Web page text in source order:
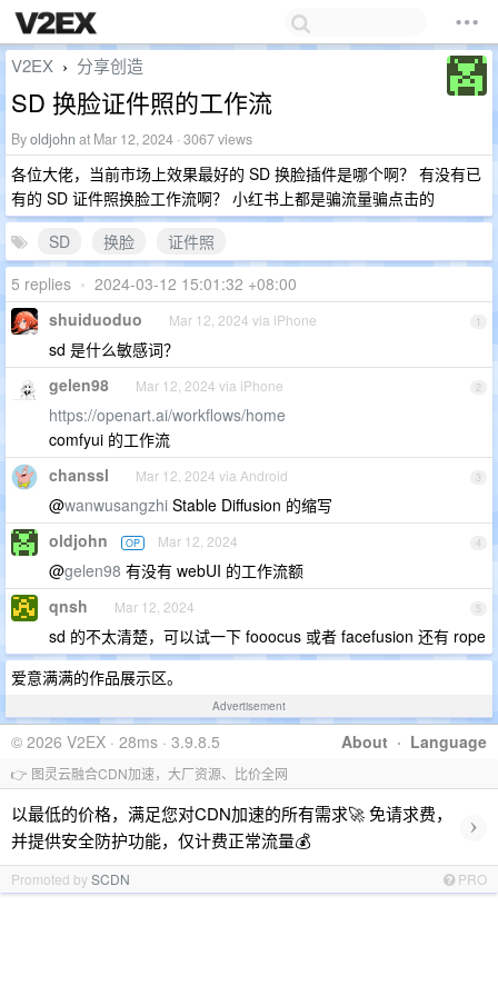
V2EX › 分享创造
SD 换脸证件照的工作流
Byoldjohn at Mar 12, 2024 · 3067 views
各位大佬，当前市场上效果最好的 SD 换脸插件是哪个啊？ 有没有已
有的 SD 证件照换脸工作流啊？ 小红书上都是骗流量骗点击的
SD
换脸
证件照
5 replies • 2024-03-12 15:01:32 +08:00
1
shuiduoduo Mar 12, 2024 via iPhone
sd 是什么敏感词？
2
gelen98 Mar 12, 2024 via iPhone
https://openart.ai/workflows/home
comfyui 的工作流
3
chanssl Mar 12, 2024 via Android
@wanwusangzhi Stable Diffusion 的缩写
4
oldjohn OP Mar 12, 2024
@gelen98 有没有 webUI 的工作流额
5
qnsh Mar 12, 2024
sd 的不太清楚，可以试一下 fooocus 或者 facefusion 还有 rope
爱意满满的作品展示区。
Advertisement
About · Language
© 2026 V2EX · 28ms · 3.9.8.5
👉 图灵云融合CDN加速，大厂资源、比价全网
以最低的价格，满足您对CDN加速的所有需求🚀 免请求费，
并提供安全防护功能，仅计费正常流量💰
›
Promoted bySCDN PRO